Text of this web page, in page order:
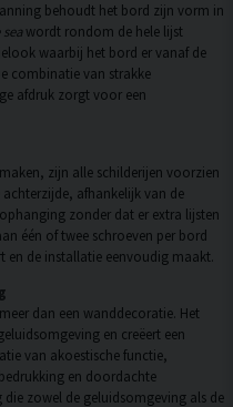
behoudt het bord zijn vorm in
wordt rondom de hele lijst
waarbij het bord er vanaf de
combinatie van strakke
afdruk zorgt voor een
zijn alle schilderijen voorzien
achterzijde, afhankelijk van de
zonder dat er extra lijsten
één of twee schroeven per bord
de installatie eenvoudig maakt.
dan een wanddecoratie. Het
en creëert een
van akoestische functie,
en doordachte
zowel de geluidsomgeving als de